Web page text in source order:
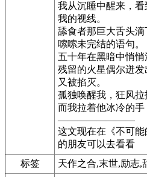
我从沉睡中醒来，
我的视线。
舔食者那巨大舌头
嗦嗦未完结的语句。
五十年在黑暗中悄
残留的火星偶尔迸
又被掐灭。
孤独唤醒我，狂风拉
而我拉着他冰冷的手
————————
这文现在在《不可
的朋友可以去看看
标签
天作之合,末世,励志,